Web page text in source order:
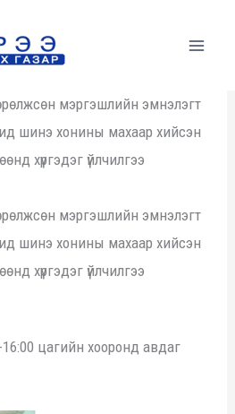
мэргэшлийн эмнэлэгт
шинэ хонины махаар хийсэн
хүргэдэг үйлчилгээ
мэргэшлийн эмнэлэгт
шинэ хонины махаар хийсэн
хүргэдэг үйлчилгээ
цагийн хооронд авдаг